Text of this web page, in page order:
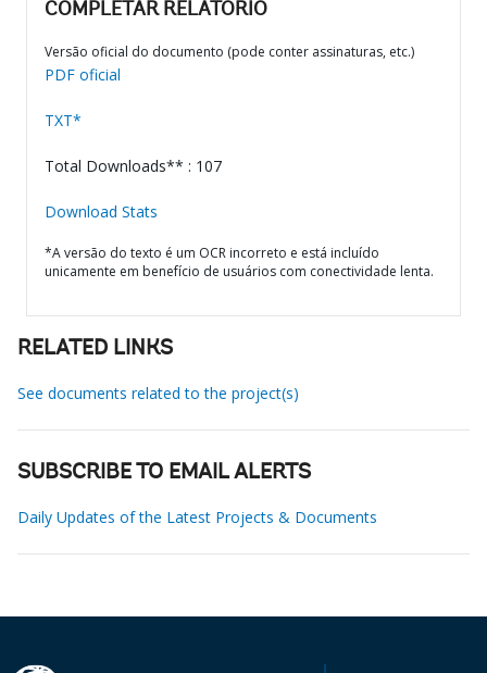
COMPLETAR RELATÓRIO
Versão oficial do documento (pode conter assinaturas, etc.)
PDF oficial
TXT*
Total Downloads** : 107
Download Stats
*A versão do texto é um OCR incorreto e está incluído
unicamente em benefício de usuários com conectividade lenta.
RELATED LINKS
See documents related to the project(s)
SUBSCRIBE TO EMAIL ALERTS
Daily Updates of the Latest Projects & Documents